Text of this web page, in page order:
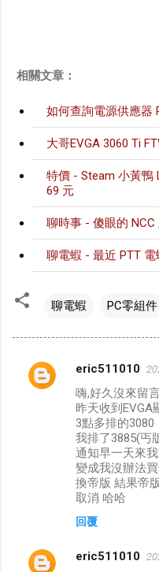
相關文章：
如何查詢電源供應器
大哥EVGA 3060 Ti
特價 - Steam 小黃鴨
69 元
聊時事 - 傻眼的
聊電蝦 - 最近 PTT
聊電蝦 PC零組件
留
eric511010
嗨,好久沒來留
昨天收到
3點多排的3080
我排了3885(丐
通知早一天來
變成我沒辦法
換帝版 結果帝
取消 哈哈
回覆
eric511010